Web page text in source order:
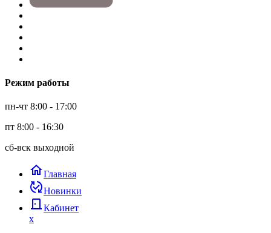
Режим работы
пн-чт 8:00 - 17:00
пт 8:00 - 16:30
сб-вск выходной
homeГлавная
published_with_changesНовинки
door_back Кабинет
x